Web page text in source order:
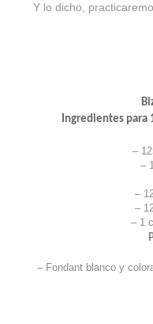
Y lo dicho,
Ingredientes para
–
–
–
–
– 1
– Fondant blanco y